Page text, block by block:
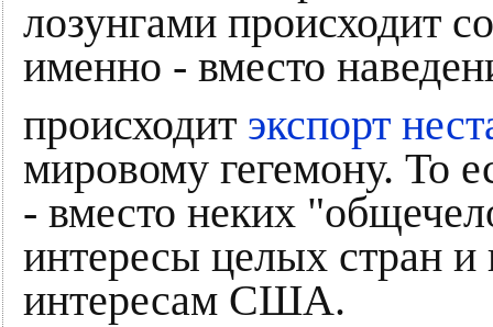
лозунгами происходит
именно - вместо
происходит экспорт
мировому гегемону. То
- вместо неких
интересы целых стран и
интересам США.